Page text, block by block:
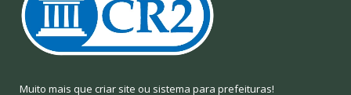
Muito mais que criar site ou sistema para prefeituras!